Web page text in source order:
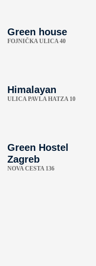
Green house
FOJNIČKA ULICA 40
Himalayan
ULICA PAVLA HATZA 10
Green Hostel
Zagreb
NOVA CESTA 136